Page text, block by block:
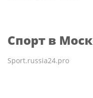
Спорт в
Sport.russia24.pro